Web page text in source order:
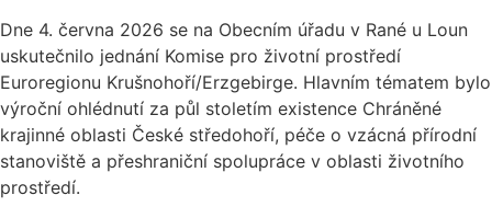
Dne 4. června 2026 se na Obecním úřadu v Rané u Loun
uskutečnilo jednání Komise pro životní prostředí
Euroregionu Krušnohoří/Erzgebirge. Hlavním tématem bylo
výroční ohlédnutí za půl stoletím existence Chráněné
krajinné oblasti České středohoří, péče o vzácná přírodní
stanoviště a přeshraniční spolupráce v oblasti životního
prostředí.